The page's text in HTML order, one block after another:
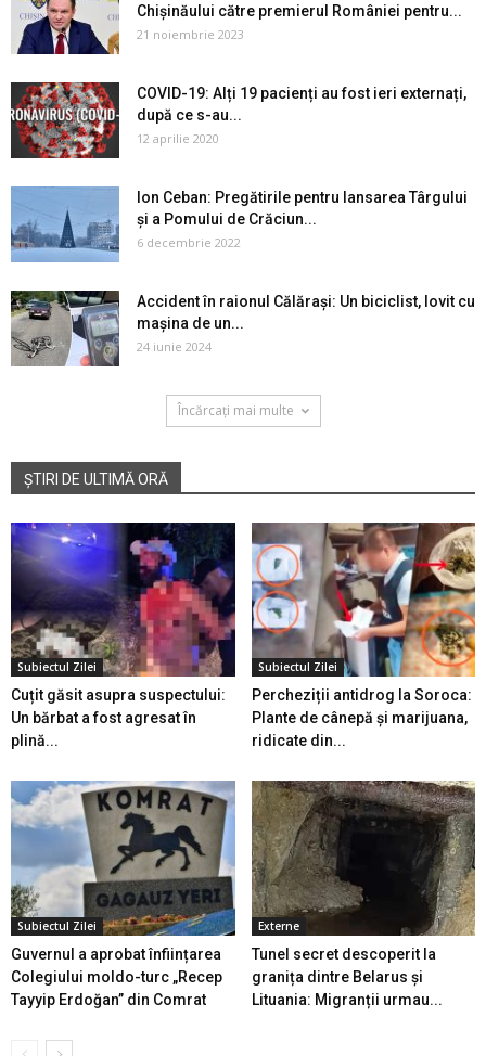
Chișinăului către premierul României pentru...
21 noiembrie 2023
COVID-19: Alți 19 pacienți au fost ieri externați,
după ce s-au...
12 aprilie 2020
Ion Ceban: Pregătirile pentru lansarea Târgului
și a Pomului de Crăciun...
6 decembrie 2022
Accident în raionul Călărași: Un biciclist, lovit cu
mașina de un...
24 iunie 2024
Încărcați mai multe
ȘTIRI DE ULTIMĂ ORĂ
Subiectul Zilei
Cuțit găsit asupra suspectului:
Un bărbat a fost agresat în
plină...
Subiectul Zilei
Percheziții antidrog la Soroca:
Plante de cânepă și marijuana,
ridicate din...
Subiectul Zilei
Guvernul a aprobat înființarea
Colegiului moldo-turc „Recep
Tayyip Erdoğan” din Comrat
Externe
Tunel secret descoperit la
granița dintre Belarus și
Lituania: Migranții urmau...